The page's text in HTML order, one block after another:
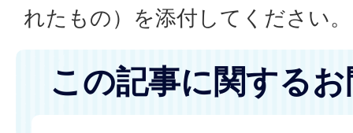
れたもの）を添付してください
この記事に関する